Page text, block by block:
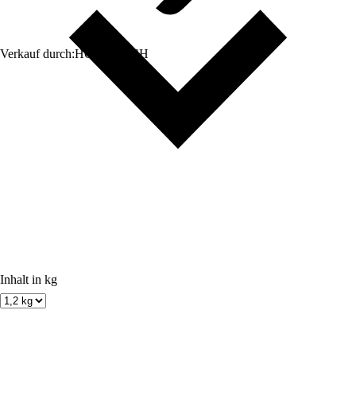
Verkauf durch:HORNBACH
Inhalt in kg